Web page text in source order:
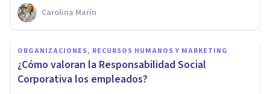
Carolina Marín
ORGANIZACIONES, RECURSOS HUMANOS Y MARKETING
¿Cómo valoran la Responsabilidad Social
Corporativa los empleados?